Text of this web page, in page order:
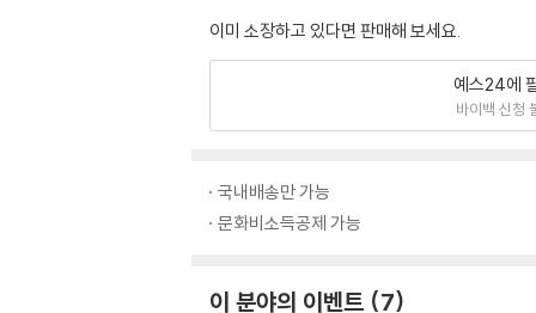
이미 소장하고 있다면 판매해 보세요.
예스24에
바이백 신청
국내배송만 가능
문화비소득공제 가능
이 분야의 이벤트 7